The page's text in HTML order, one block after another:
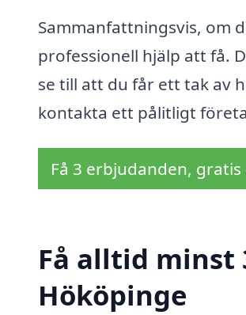
Sammanfattningsvis, om
professionell hjälp att få.
se till att du får ett tak av
kontakta ett pålitligt
Få 3 erbjudanden,
Få alltid minst
Hököpinge